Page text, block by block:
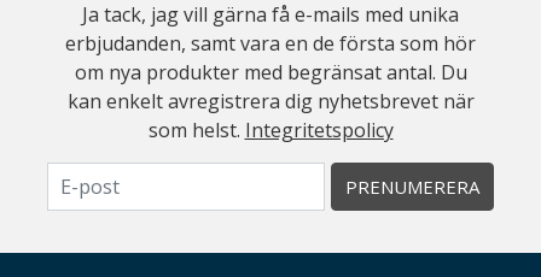
Ja tack, jag vill gärna få e-mails med unika
erbjudanden, samt vara en de första som hör
om nya produkter med begränsat antal. Du
kan enkelt avregistrera dig nyhetsbrevet när
som helst. Integritetspolicy
PRENUMERERA